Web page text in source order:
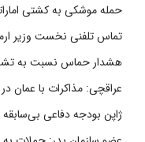
حمله موشکی به کشتی
تماس تلفنی نخست وزیر
هشدار حماس نسبت به
عراقچی: مذاکرات با عمان
ژاپن بودجه دفاعی بی‌سابقه ۵۶ میلیارد دلاری را در نظر دارد